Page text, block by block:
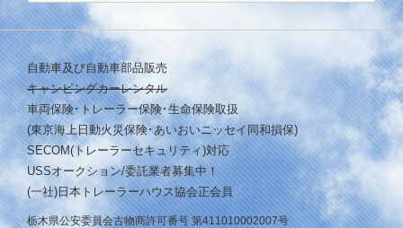
自動車及び自動車部品販売
キャンピングカーレンタル
車両保険･トレーラー保険･生命保険取扱
(東京海上日動火災保険･あいおいニッセイ同和損保)
SECOM(トレーラーセキュリティ)対応
USSオークション/委託業者募集中！
(一社)日本トレーラーハウス協会正会員
栃木県公安委員会古物商許可番号 第411010002007号